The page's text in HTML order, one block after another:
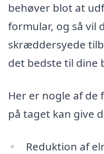
behøver blot at
formular, og så vil
skræddersyede
det bedste til dine
Her er nogle af de
på taget kan give
Reduktion af